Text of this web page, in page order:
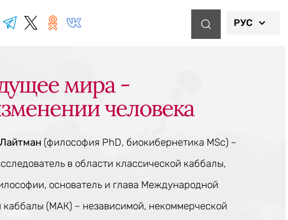
РУС
мира -
человека
(философия PhD, биокибернетика MSc) –
в области классической каббалы,
основатель и глава Международной
каббалы (МАК) – независимой, некоммерческой